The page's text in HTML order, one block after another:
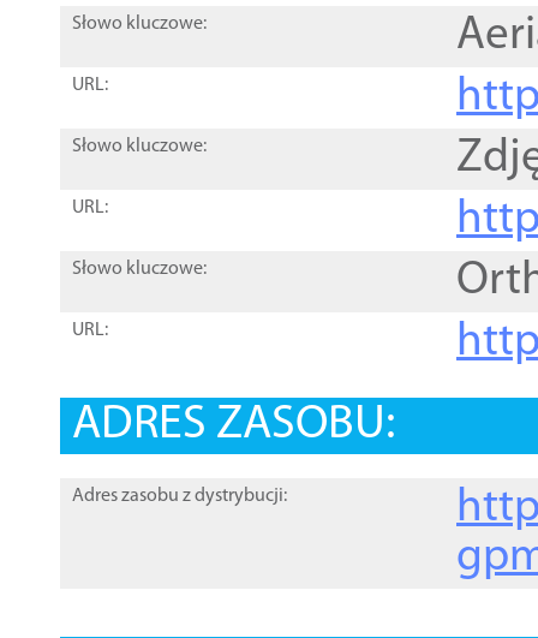
Słowo kluczowe:
URL:
Słowo kluczowe:
URL:
Słowo kluczowe:
URL:
ADRES ZASOBU:
Adres zasobu z dystrybucji: